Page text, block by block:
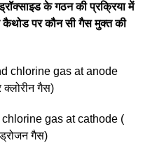
के गठन की प्रक्रिया में
कैथोड पर कौन सी गैस मुक्त की
chlorine gas at anode
गैस)
gas at cathode (
गैस)